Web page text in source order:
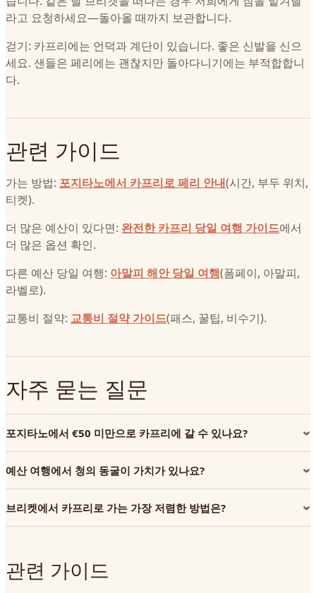
라고 요청하세요—돌아올 때까지 보관합니다.
걷기: 카프리에는 언덕과 계단이 있습니다. 좋은 신발을 신으
세요. 샌들은 페리에는 괜찮지만 돌아다니기에는 부적합합니
다.
관련 가이드
가는 방법: 포지타노에서 카프리로 페리 안내(시간, 부두 위치,
티켓).
더 많은 예산이 있다면: 완전한 카프리 당일 여행 가이드에서
더 많은 옵션 확인.
다른 예산 당일 여행: 아말피 해안 당일 여행(폼페이, 아말피,
라벨로).
교통비 절약: 교통비 절약 가이드(패스, 꿀팁, 비수기).
자주 묻는 질문
포지타노에서 €50 미만으로 카프리에 갈 수 있나요?
예산 여행에서 청의 동굴이 가치가 있나요?
브리켓에서 카프리로 가는 가장 저렴한 방법은?
관련 가이드